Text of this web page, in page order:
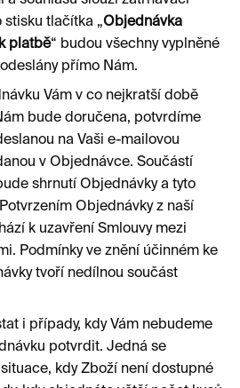
stisku tlačítka „Objednávka
platbě“ budou všechny vyplněné
přímo Nám.
Vám v co nejkratší době
bude doručena, potvrdíme
na Vaši e-mailovou
v Objednávce. Součástí
shrnutí Objednávky a tyto
Objednávky z naší
k uzavření Smlouvy mezi
Podmínky ve znění účinném ke
tvoří nedílnou součást
i případy, kdy Vám nebudeme
potvrdit. Jedná se
kdy Zboží není dostupné